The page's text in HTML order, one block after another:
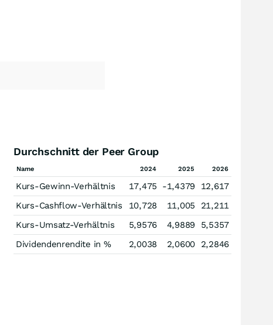
Durchschnitt der Peer Group
Name 2024 2025 2026
Kurs-Gewinn-Verhältnis 17,475 -1,4379
12,617
Kurs-Cashflow-Verhältnis
10,728 11,005
21,211
Kurs-Umsatz-Verhältnis
5,9576 4,9889
5,5357
Dividendenrendite in %
2,0038 2,0600 2,2846